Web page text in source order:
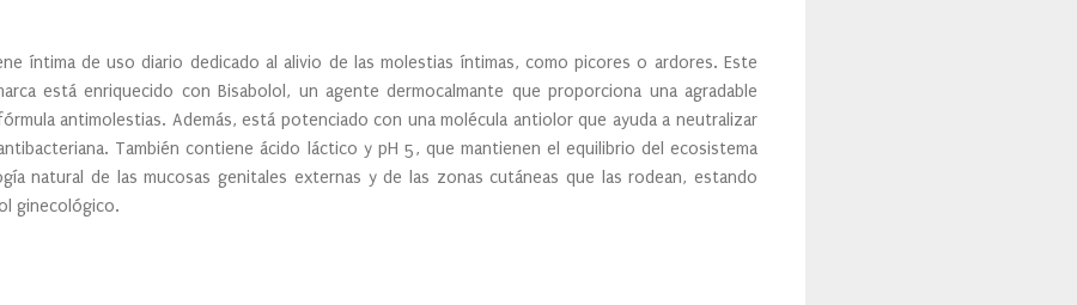
íntima de uso diario dedicado al alivio de las molestias íntimas, como picores o ardores. Este
está enriquecido con Bisabolol, un agente dermocalmante que proporciona una agradable
antimolestias. Además, está potenciado con una molécula antiolor que ayuda a neutralizar
También contiene ácido láctico y pH 5, que mantienen el equilibrio del ecosistema
natural de las mucosas genitales externas y de las zonas cutáneas que las rodean, estando
ginecológico.